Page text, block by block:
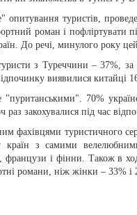
туристів,
роман і пофліртувати
До речі, минулого року
з Туреччини – 37%,
виявилися китайці
70%
закохувалися під час
фахівцями туристичного
країн з самими
і фінни. Також в
романи, ніж жінки – 33% і